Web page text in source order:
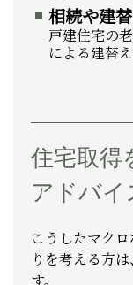
相続や建
戸建住宅の
による建替
住宅取得
アドバイ
こうしたマク
りを考える方
す。